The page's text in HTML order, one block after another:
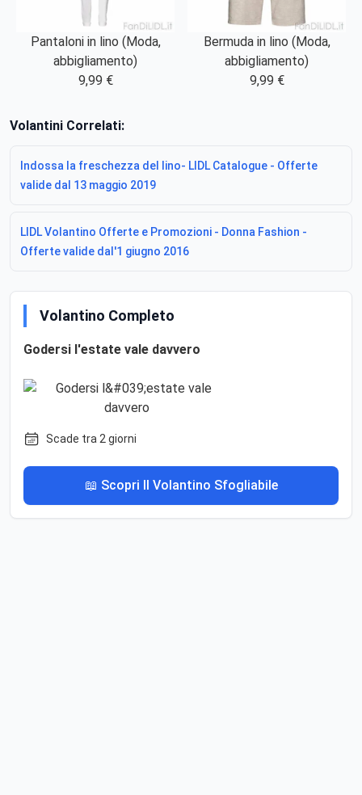
Pantaloni in lino (Moda,
abbigliamento)
9,99 €
Bermuda in lino (Moda,
abbigliamento)
9,99 €
Volantini Correlati:
Indossa la freschezza del lino- LIDL Catalogue - Offerte
valide dal 13 maggio 2019
LIDL Volantino Offerte e Promozioni - Donna Fashion -
Offerte valide dal'1 giugno 2016
Volantino Completo
Godersi l'estate vale davvero
Scade tra 2 giorni
📖 Scopri Il Volantino Sfogliabile